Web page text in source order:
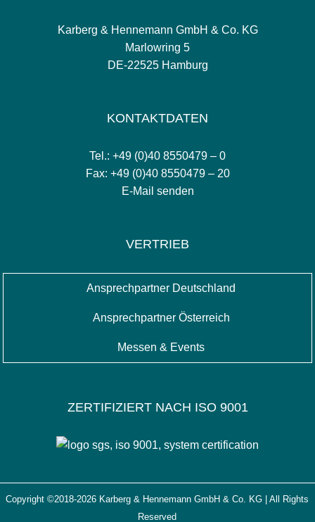
Karberg & Hennemann GmbH & Co. KG
Marlowring 5
DE-22525 Hamburg
KONTAKTDATEN
Tel.: +49 (0)40 8550479 – 0
Fax: +49 (0)40 8550479 – 20
E-Mail senden
VERTRIEB
Ansprechpartner Deutschland
Ansprechpartner Österreich
Messen & Events
ZERTIFIZIERT NACH ISO 9001
Copyright ©2018-2026 Karberg & Hennemann GmbH & Co. KG | All Rights
Reserved